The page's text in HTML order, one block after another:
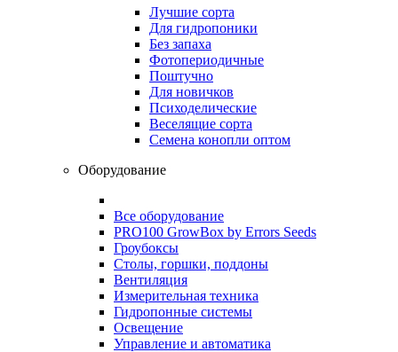
Лучшие сорта
Для гидропоники
Без запаха
Фотопериодичные
Поштучно
Для новичков
Психоделические
Веселящие сорта
Семена конопли оптом
Оборудование
Все оборудование
PRO100 GrowBox by Errors Seeds
Гроубоксы
Столы, горшки, поддоны
Вентиляция
Измерительная техника
Гидропонные системы
Освещение
Управление и автоматика